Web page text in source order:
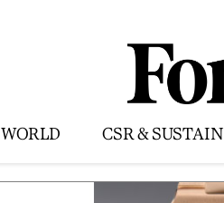
WORLD CSR & SUSTAIN